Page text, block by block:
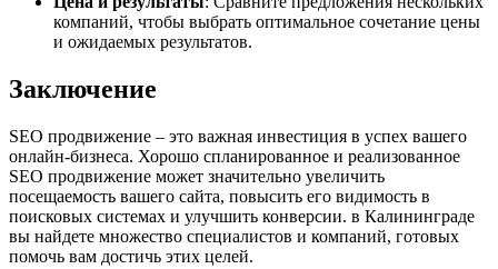
компаний, чтобы выбрать оптимальное сочетание цены
и ожидаемых результатов.
Заключение
SEO продвижение – это важная инвестиция в успех вашего
онлайн-бизнеса. Хорошо спланированное и реализованное
SEO продвижение может значительно увеличить
посещаемость вашего сайта, повысить его видимость в
поисковых системах и улучшить конверсии. в Калининграде
вы найдете множество специалистов и компаний, готовых
помочь вам достичь этих целей.